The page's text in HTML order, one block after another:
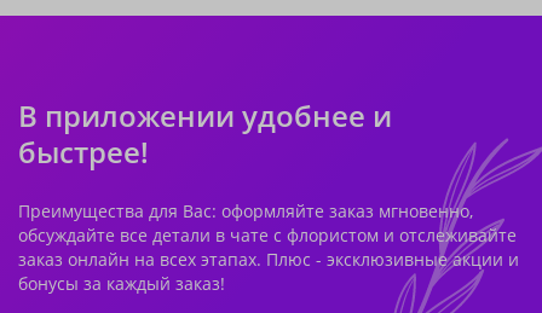
В приложении удобнее и
быстрее!
Преимущества для Вас: оформляйте заказ мгновенно,
обсуждайте все детали в чате с флористом и отслеживайте
заказ онлайн на всех этапах. Плюс - эксклюзивные акции и
бонусы за каждый заказ!